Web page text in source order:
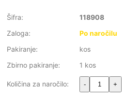
Šifra:
118908
Zaloga:
Po naročilu
Pakiranje:
kos
Zbirno pakiranje:
1 kos
Količina za naročilo: - +